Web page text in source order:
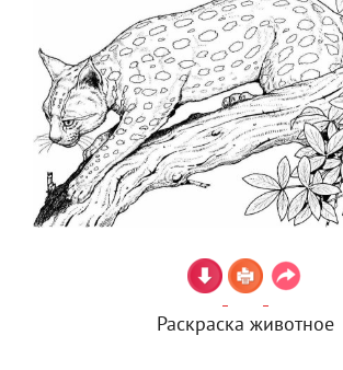
Раскраска животное